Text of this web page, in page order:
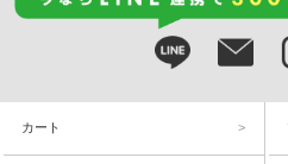
カート